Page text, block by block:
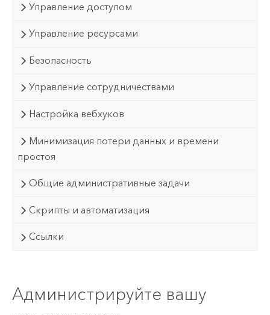
Управление доступом
Управление ресурсами
Безопасность
Управление сотрудничествами
Настройка вебхуков
Минимизация потери данных и времени
простоя
Общие административные задачи
Скрипты и автоматизация
Ссылки
Администрируйте вашу